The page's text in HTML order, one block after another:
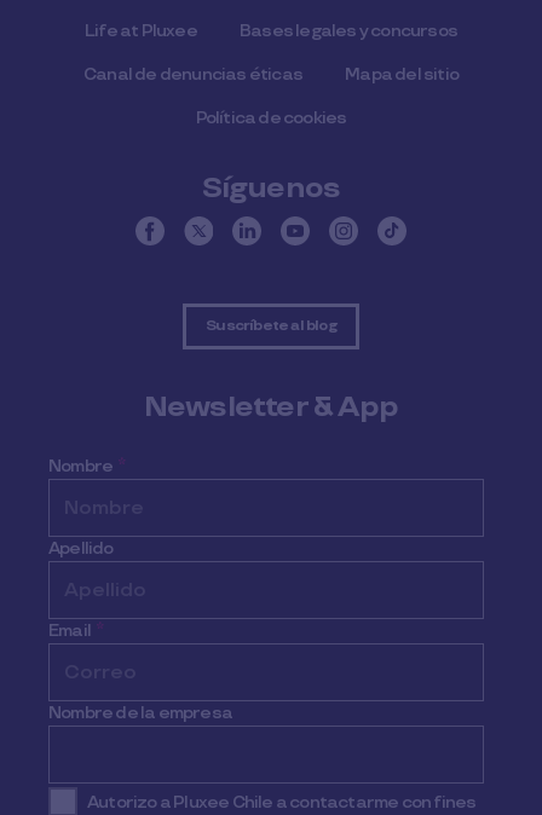
Life at Pluxee Bases legales y concursos
Canal de denuncias éticas Mapa del sitio
Política de cookies
Síguenos
Suscríbete al blog
Newsletter & App
Nombre *
Apellido
Email *
Nombre de la empresa
Autorizo a Pluxee Chile a contactarme con fines